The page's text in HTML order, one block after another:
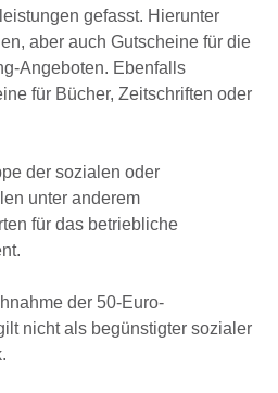
gefasst. Hierunter
aber auch Gutscheine für die
Angeboten. Ebenfalls
für Bücher, Zeitschriften oder
der sozialen oder
unter anderem
für das betriebliche
der 50-Euro-
nicht als begünstigter sozialer